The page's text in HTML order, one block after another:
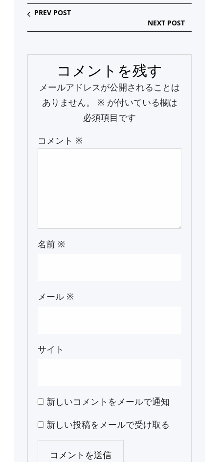
PREV POST
NEXT POST
コメントを残す
メールアドレスが公開されることは
ありません。
※ が付いている欄は
必須項目です
コメント ※
名前 ※
メール ※
サイト
新しいコメントをメールで通知
新しい投稿をメールで受け取る